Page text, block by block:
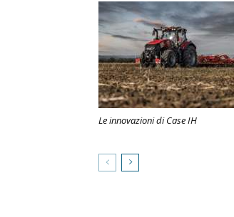
Le innovazioni di Case IH